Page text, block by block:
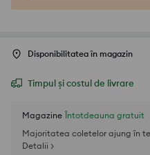
Disponibilitatea în magazin
Timpul și costul de livrare
Magazine Întotdeauna gratuit
Majoritatea coletelor ajung în
Detalii >